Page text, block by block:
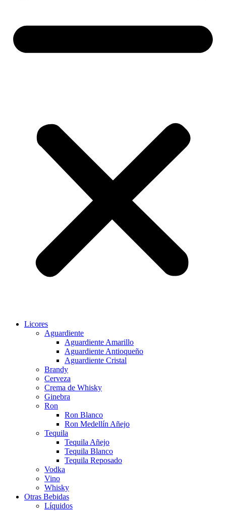
Licores
Aguardiente
Aguardiente Amarillo
Aguardiente Antioqueño
Aguardiente Cristal
Brandy
Cerveza
Crema de Whisky
Ginebra
Ron
Ron Blanco
Ron Medellín Añejo
Tequila
Tequila Añejo
Tequila Blanco
Tequila Reposado
Vodka
Vino
Whisky
Otras Bebidas
Líquidos